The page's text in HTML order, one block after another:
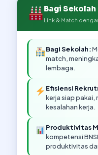
Bagi
Link & Match
Bagi Sekolah:
match,
lembaga.
Efisiensi
kerja siap pakai,
kesalahan kerja.
Produktivitas
kompetensi
produktivitas